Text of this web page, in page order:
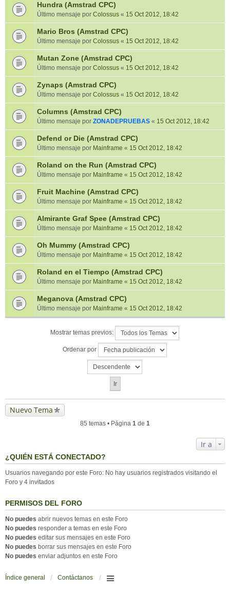
Hundra (Amstrad CPC)
Último mensaje por Colossus « 15 Oct 2012, 18:42
Mario Bros (Amstrad CPC)
Último mensaje por Colossus « 15 Oct 2012, 18:42
Mutan Zone (Amstrad CPC)
Último mensaje por Colossus « 15 Oct 2012, 18:42
Zynaps (Amstrad CPC)
Último mensaje por Colossus « 15 Oct 2012, 18:42
Columns (Amstrad CPC)
Último mensaje por ZONADEPRUEBAS « 15 Oct 2012, 18:42
Defend or Die (Amstrad CPC)
Último mensaje por Mainframe « 15 Oct 2012, 18:42
Roland on the Run (Amstrad CPC)
Último mensaje por Mainframe « 15 Oct 2012, 18:42
Fruit Machine (Amstrad CPC)
Último mensaje por Mainframe « 15 Oct 2012, 18:42
Almirante Graf Spee (Amstrad CPC)
Último mensaje por Mainframe « 15 Oct 2012, 18:42
Oh Mummy (Amstrad CPC)
Último mensaje por Mainframe « 15 Oct 2012, 18:42
Roland en el Tiempo (Amstrad CPC)
Último mensaje por Mainframe « 15 Oct 2012, 18:42
Meganova (Amstrad CPC)
Último mensaje por Mainframe « 15 Oct 2012, 18:42
Mostrar temas previos:
Ordenar por
Nuevo Tema
85 temas • Página 1 de 1
Ir a
¿QUIÉN ESTÁ CONECTADO?
Usuarios navegando por este Foro: No hay usuarios registrados visitando el
Foro y 4 invitados
PERMISOS DEL FORO
No puedes abrir nuevos temas en este Foro
No puedes responder a temas en este Foro
No puedes editar sus mensajes en este Foro
No puedes borrar sus mensajes en este Foro
No puedes enviar adjuntos en este Foro
Índice general Contáctanos